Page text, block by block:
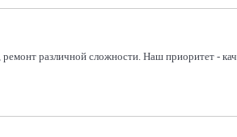
различной сложности. Наш приоритет -